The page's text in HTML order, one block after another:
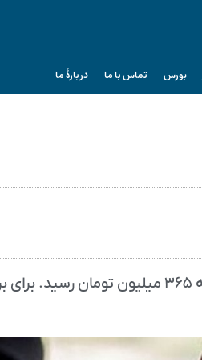
بورس تماس با ما دربارۀ ما
سقف وام ودیعه مسکن در سال ۱۴۰۵ برای مستاجران تهرانی به